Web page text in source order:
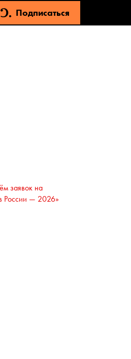
Подписаться
заявок на
России — 2026»